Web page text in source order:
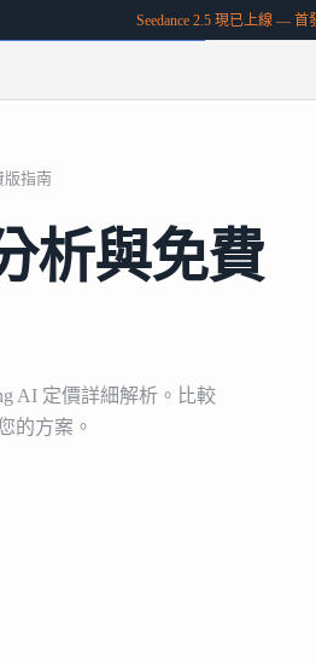
Seedance 2.5 現已上線 — 首
版指南
析與免費
AI 定價詳細解析。比較
的方案。